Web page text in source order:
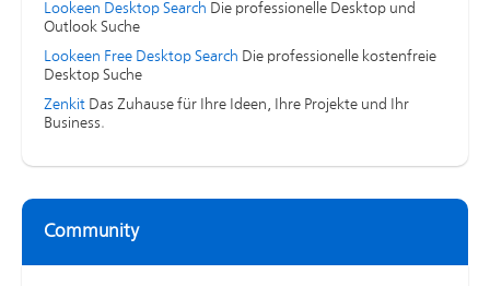
Lookeen Desktop Search Die professionelle Desktop und
Outlook Suche
Lookeen Free Desktop Search Die professionelle kostenfreie
Desktop Suche
Zenkit Das Zuhause für Ihre Ideen, Ihre Projekte und Ihr
Business.
Community